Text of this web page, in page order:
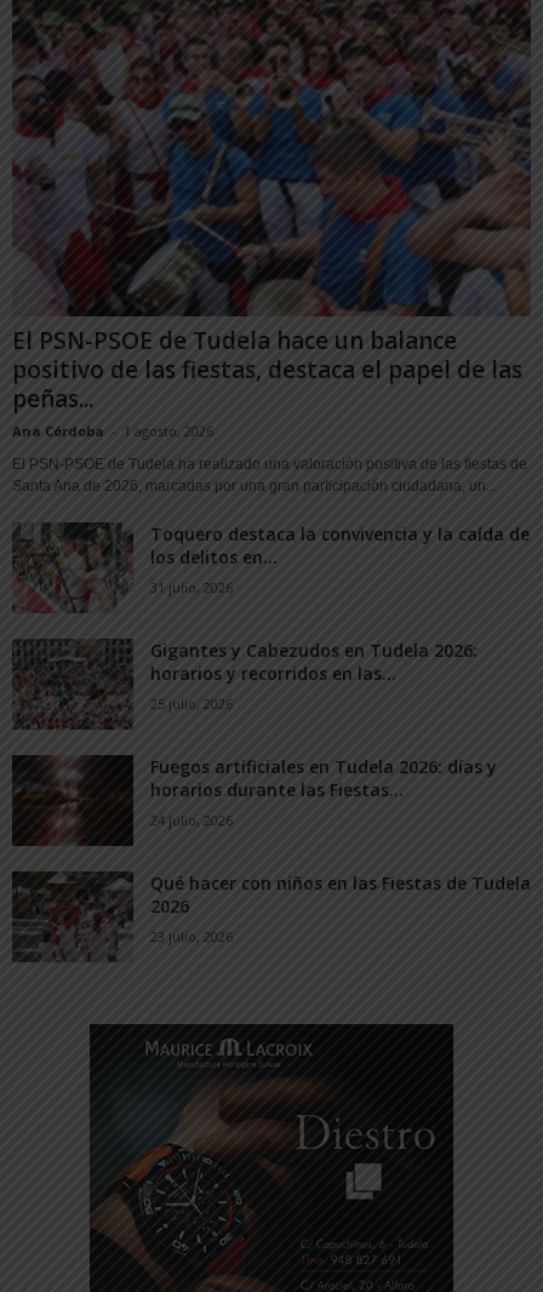
El PSN-PSOE de Tudela hace un balance
positivo de las fiestas, destaca el papel de las
peñas...
Ana Córdoba - 1 agosto, 2026
El PSN-PSOE de Tudela ha realizado una valoración positiva de las fiestas de
Santa Ana de 2026, marcadas por una gran participación ciudadana, un...
Toquero destaca la convivencia y la caída de
los delitos en...
31 julio, 2026
Gigantes y Cabezudos en Tudela 2026:
horarios y recorridos en las...
25 julio, 2026
Fuegos artificiales en Tudela 2026: días y
horarios durante las Fiestas...
24 julio, 2026
Qué hacer con niños en las Fiestas de Tudela
2026
23 julio, 2026